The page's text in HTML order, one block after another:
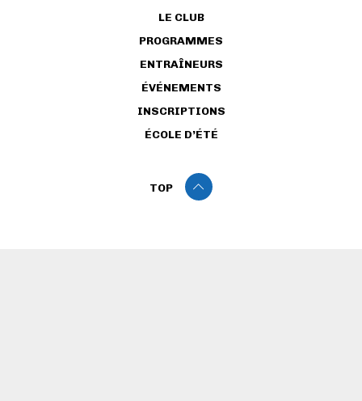
LE CLUB
PROGRAMMES
ENTRAÎNEURS
ÉVÉNEMENTS
INSCRIPTIONS
ÉCOLE D’ÉTÉ
TOP